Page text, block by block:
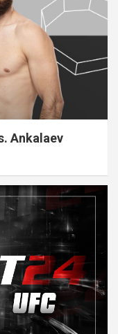
Ankalaev